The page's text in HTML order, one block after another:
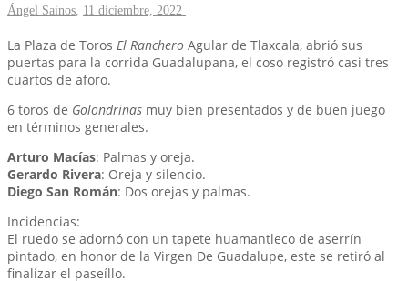
Ángel Sainos, 11 diciembre, 2022
La Plaza de Toros El Ranchero Agular de Tlaxcala, abrió sus
puertas para la corrida Guadalupana, el coso registró casi tres
cuartos de aforo.
6 toros de Golondrinas muy bien presentados y de buen juego
en términos generales.
Arturo Macías: Palmas y oreja.
Gerardo Rivera: Oreja y silencio.
Diego San Román: Dos orejas y palmas.
Incidencias:
El ruedo se adornó con un tapete huamantleco de aserrín
pintado, en honor de la Virgen De Guadalupe, este se retiró al
finalizar el paseíllo.